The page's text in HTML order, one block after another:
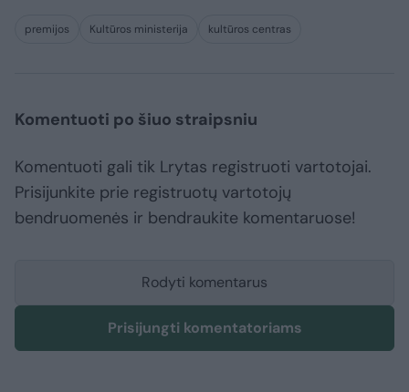
premijos Kultūros ministerija kultūros centras
Komentuoti po šiuo straipsniu
Komentuoti gali tik Lrytas registruoti vartotojai.
Prisijunkite prie registruotų vartotojų
bendruomenės ir bendraukite komentaruose!
Rodyti komentarus
Prisijungti komentatoriams